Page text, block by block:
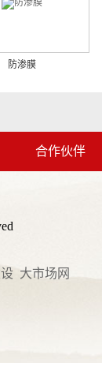
防渗膜
合作伙伴
大市场网